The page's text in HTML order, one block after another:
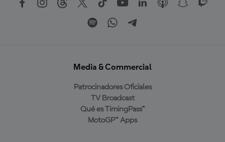
Media & Commercial
Patrocinadores Oficiales
TV Broadcast
Qué es TimingPass™
MotoGP™ Apps